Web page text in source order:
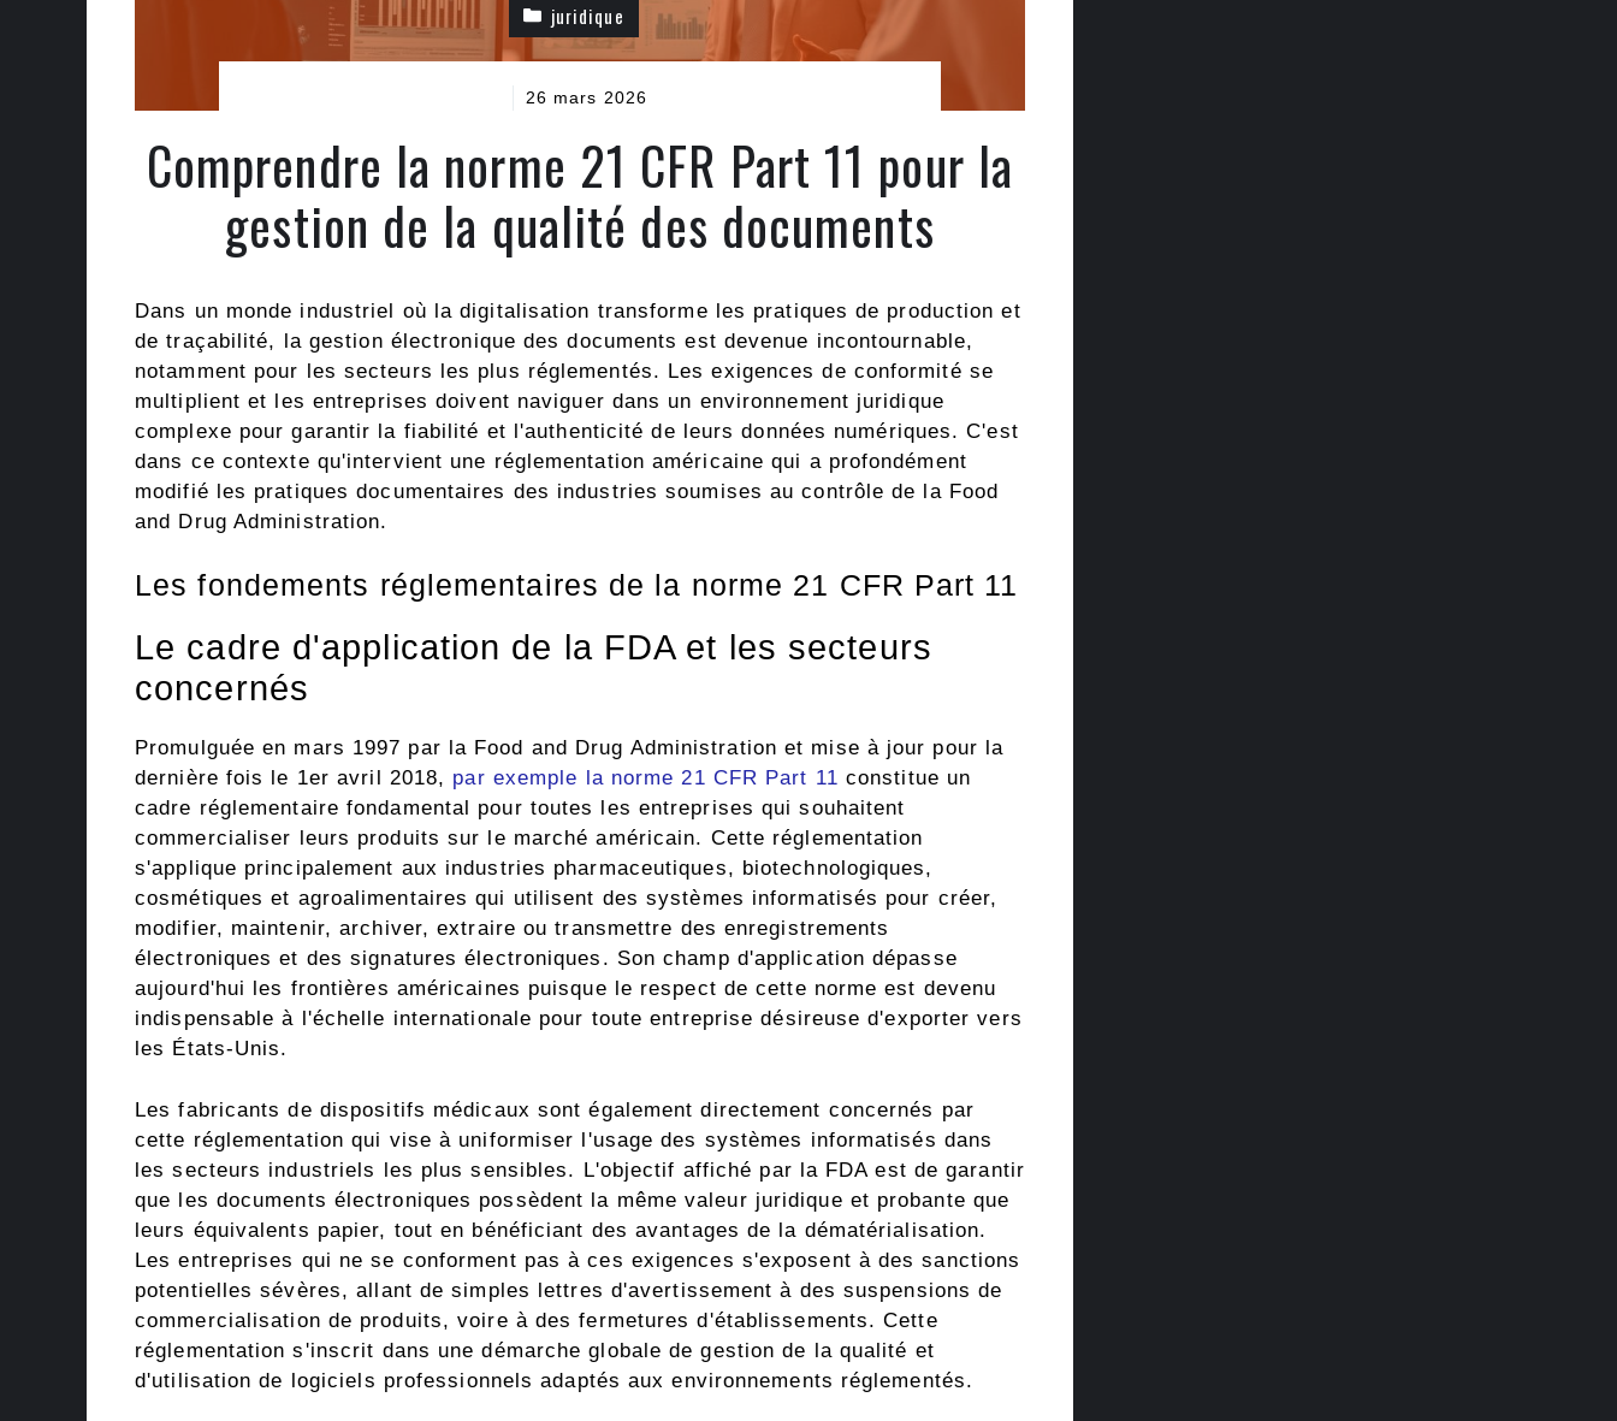
juridique
26 mars 2026
Comprendre la norme 21 CFR Part 11 pour la
gestion de la qualité des documents
Dans un monde industriel où la digitalisation transforme les pratiques de production et
de traçabilité, la gestion électronique des documents est devenue incontournable,
notamment pour les secteurs les plus réglementés. Les exigences de conformité se
multiplient et les entreprises doivent naviguer dans un environnement juridique
complexe pour garantir la fiabilité et l'authenticité de leurs données numériques. C'est
dans ce contexte qu'intervient une réglementation américaine qui a profondément
modifié les pratiques documentaires des industries soumises au contrôle de la Food
and Drug Administration.
Les fondements réglementaires de la norme 21 CFR Part 11
Le cadre d'application de la FDA et les secteurs
concernés
Promulguée en mars 1997 par la Food and Drug Administration et mise à jour pour la
dernière fois le 1er avril 2018, par exemple la norme 21 CFR Part 11 constitue un
cadre réglementaire fondamental pour toutes les entreprises qui souhaitent
commercialiser leurs produits sur le marché américain. Cette réglementation
s'applique principalement aux industries pharmaceutiques, biotechnologiques,
cosmétiques et agroalimentaires qui utilisent des systèmes informatisés pour créer,
modifier, maintenir, archiver, extraire ou transmettre des enregistrements
électroniques et des signatures électroniques. Son champ d'application dépasse
aujourd'hui les frontières américaines puisque le respect de cette norme est devenu
indispensable à l'échelle internationale pour toute entreprise désireuse d'exporter vers
les États-Unis.
Les fabricants de dispositifs médicaux sont également directement concernés par
cette réglementation qui vise à uniformiser l'usage des systèmes informatisés dans
les secteurs industriels les plus sensibles. L'objectif affiché par la FDA est de garantir
que les documents électroniques possèdent la même valeur juridique et probante que
leurs équivalents papier, tout en bénéficiant des avantages de la dématérialisation.
Les entreprises qui ne se conforment pas à ces exigences s'exposent à des sanctions
potentielles sévères, allant de simples lettres d'avertissement à des suspensions de
commercialisation de produits, voire à des fermetures d'établissements. Cette
réglementation s'inscrit dans une démarche globale de gestion de la qualité et
d'utilisation de logiciels professionnels adaptés aux environnements réglementés.